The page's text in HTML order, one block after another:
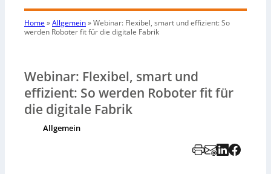
Home»Allgemein»Webinar: Flexibel, smart und effizient: So
werden Roboter fit für die digitale Fabrik
Webinar: Flexibel, smart und
effizient: So werden Roboter fit für
die digitale Fabrik
Allgemein